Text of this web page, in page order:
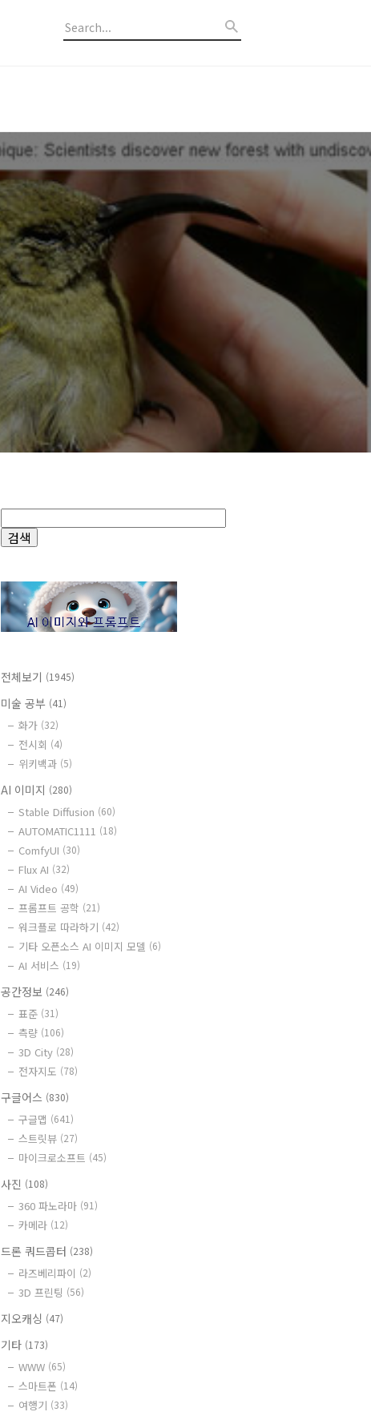
전체보기 (1945)
미술 공부 (41)
화가 (32)
전시회 (4)
위키백과 (5)
AI 이미지 (280)
Stable Diffusion (60)
AUTOMATIC1111 (18)
ComfyUI (30)
Flux AI (32)
AI Video (49)
프롬프트 공학 (21)
워크플로 따라하기 (42)
기타 오픈소스 AI 이미지 모델 (6)
AI 서비스 (19)
공간정보 (246)
표준 (31)
측량 (106)
3D City (28)
전자지도 (78)
구글어스 (830)
구글맵 (641)
스트릿뷰 (27)
마이크로소프트 (45)
사진 (108)
360 파노라마 (91)
카메라 (12)
드론 쿼드콥터 (238)
라즈베리파이 (2)
3D 프린팅 (56)
지오캐싱 (47)
기타 (173)
WWW (65)
스마트폰 (14)
여행기 (33)